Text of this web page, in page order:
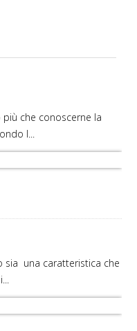
che conoscerne la
l...
sia una caratteristica che